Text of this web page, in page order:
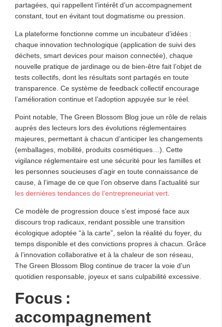
partagées, qui rappellent l’intérêt d’un accompagnement
constant, tout en évitant tout dogmatisme ou pression.
La plateforme fonctionne comme un incubateur d’idées :
chaque innovation technologique (application de suivi des
déchets, smart devices pour maison connectée), chaque
nouvelle pratique de jardinage ou de bien-être fait l’objet de
tests collectifs, dont les résultats sont partagés en toute
transparence. Ce système de feedback collectif encourage
l’amélioration continue et l’adoption appuyée sur le réel.
Point notable, The Green Blossom Blog joue un rôle de relais
auprès des lecteurs lors des évolutions réglementaires
majeures, permettant à chacun d’anticiper les changements
(emballages, mobilité, produits cosmétiques…). Cette
vigilance réglementaire est une sécurité pour les familles et
les personnes soucieuses d’agir en toute connaissance de
cause, à l’image de ce que l’on observe dans l’actualité sur
les dernières tendances de l’entrepreneuriat vert
Ce modèle de progression douce s’est imposé face aux
discours trop radicaux, rendant possible une transition
écologique adoptée “à la carte”, selon la réalité du foyer, du
temps disponible et des convictions propres à chacun. Grâce
à l’innovation collaborative et à la chaleur de son réseau,
The Green Blossom Blog continue de tracer la voie d’un
quotidien responsable, joyeux et sans culpabilité excessive.
Focus :
accompagnement